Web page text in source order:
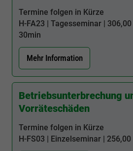
Termine folgen in Kürze
H-FA23 | Tagesseminar |
30min
Mehr Information
Betriebsunterbrechung
Vorräteschäden
Termine folgen in Kürze
H-FS03 | Einzelseminar |